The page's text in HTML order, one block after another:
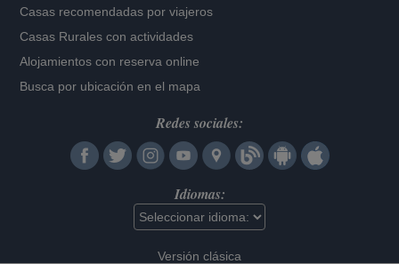
Casas recomendadas por viajeros
Casas Rurales con actividades
Alojamientos con reserva online
Busca por ubicación en el mapa
Redes sociales:
Idiomas:
Versión clásica